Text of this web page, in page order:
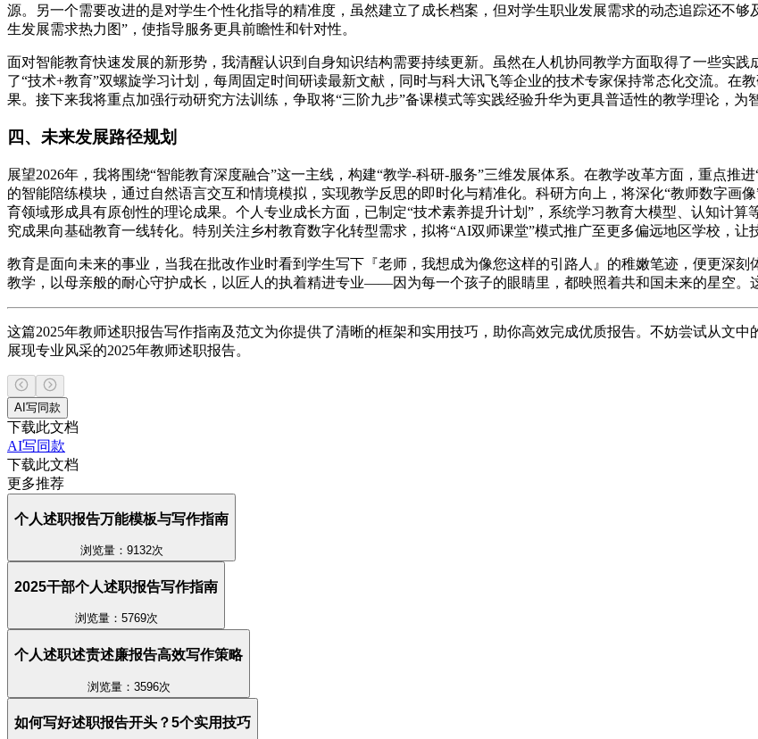
源。另一个需要改进的是对学生个性化指导的精准度，虽然建立了成长档案，但对学生职业发展需求的动态追踪还不
生发展需求热力图”，使指导服务更具前瞻性和针对性。
面对智能教育快速发展的新形势，我清醒认识到自身知识结构需要持续更新。虽然在人机协同教学方面取得了一些实
了“技术+教育”双螺旋学习计划，每周固定时间研读最新文献，同时与科大讯飞等企业的技术专家保持常态化交流。在
果。接下来我将重点加强行动研究方法训练，争取将“三阶九步”备课模式等实践经验升华为更具普适性的教学理论，为
四、未来发展路径规划
展望2026年，我将围绕“智能教育深度融合”这一主线，构建“教学-科研-服务”三维发展体系。在教学改革方面，重点推
的智能陪练模块，通过自然语言交互和情境模拟，实现教学反思的即时化与精准化。科研方向上，将深化“教师数字画
育领域形成具有原创性的理论成果。个人专业成长方面，已制定“技术素养提升计划”，系统学习教育大模型、认知计
究成果向基础教育一线转化。特别关注乡村教育数字化转型需求，拟将“AI双师课堂”模式推广至更多偏远地区学校，让
教育是面向未来的事业，当我在批改作业时看到学生写下『老师，我想成为像您这样的引路人』的稚嫩笔迹，便更深
教学，以母亲般的耐心守护成长，以匠人的执着精进专业——因为每一个孩子的眼睛里，都映照着共和国未来的星空。
这篇2025年教师述职报告写作指南及范文为你提供了清晰的框架和实用技巧，助你高效完成优质报告。不妨尝试从文
展现专业风采的2025年教师述职报告。
AI写同款
下载此文档
AI写同款
下载此文档
更多推荐
个人述职报告万能模板与写作指南
浏览量：9132次
2025干部个人述职报告写作指南
浏览量：5769次
个人述职述责述廉报告高效写作策略
浏览量：3596次
如何写好述职报告开头？5个实用技巧